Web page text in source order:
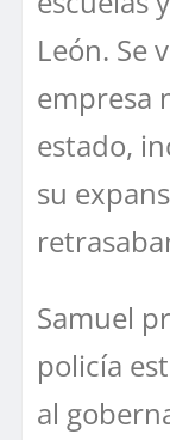
León. Se
empresa
estado,
su
Samuel
policía
al